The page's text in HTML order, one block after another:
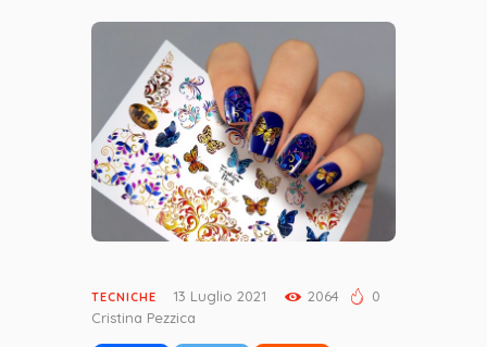
SERVIZI
CONTATTI
TECNICHE 13 Luglio 2021 2064
0
Cristina Pezzica